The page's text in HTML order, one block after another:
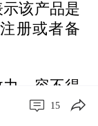
该产品是
册或者备
，容不得
重要的“帽
15